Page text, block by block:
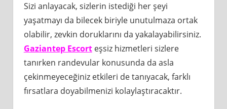
Sizi anlayacak, sizlerin istediği her şeyi
yaşatmayı da bilecek biriyle unutulmaza ortak
olabilir, zevkin doruklarını da yakalayabilirsiniz.
Gaziantep Escorteşsiz hizmetleri sizlere
tanırken randevular konusunda da asla
çekinmeyeceğiniz etkileri de tanıyacak, farklı
fırsatlara doyabilmenizi kolaylaştıracaktır.